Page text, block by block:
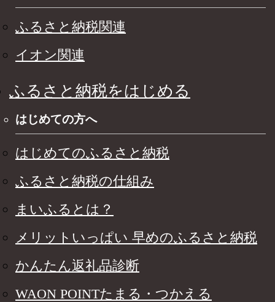
ふるさと納税関連
イオン関連
ふるさと納税をはじめる
はじめての方へ
はじめてのふるさと納税
ふるさと納税の仕組み
まいふるとは？
メリットいっぱい 早めのふるさと納税
かんたん返礼品診断
WAON POINTたまる・つかえる